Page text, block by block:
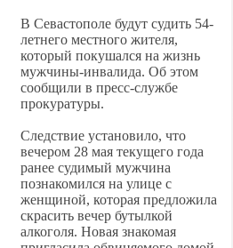
В Севастополе будут судить 54-
летнего местного жителя,
который покушался на жизнь
мужчины-инвалида. Об этом
сообщили в пресс-службе
прокуратуры.
Следствие установило, что
вечером 28 мая текущего года
ранее судимый мужчина
познакомился на улице с
женщиной, которая предложила
скрасить вечер бутылкой
алкоголя. Новая знакомая